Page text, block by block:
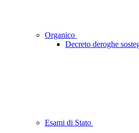
Organico
Decreto deroghe
Esami di Stato